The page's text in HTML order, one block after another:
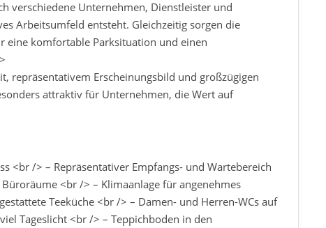
verschiedene Unternehmen, Dienstleister und
Arbeitsumfeld entsteht. Gleichzeitig sorgen die
eine komfortable Parksituation und einen
repräsentativem Erscheinungsbild und großzügigen
attraktiv für Unternehmen, die Wert auf
<br /> – Repräsentativer Empfangs- und Wartebereich
<br /> – Klimaanlage für angenehmes
Teeküche <br /> – Damen- und Herren-WCs auf
Tageslicht <br /> – Teppichboden in den